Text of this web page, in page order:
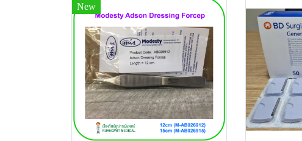
New